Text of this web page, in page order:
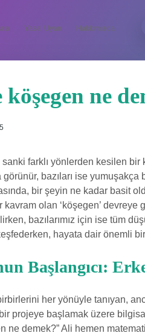
Yasal Uyarı Hakkımızda
ne
sanki farklı yönlerden kesilen
görünür, bazıları ise yumuşakça
bir şeyin ne kadar basit
olan ‘köşegen’ devreye
bazılarımız için ise tüm
hayata dair önemli
Başlangıcı:
her yönüyle tanıyan,
projeye başlamak üzere
ne demek?” Ali hemen